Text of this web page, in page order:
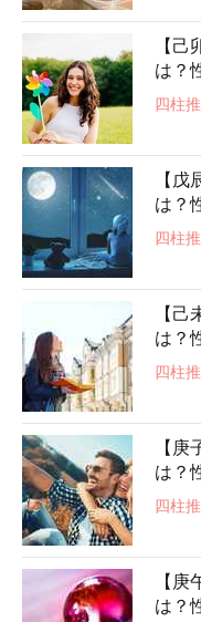
【
は？
四柱
【
は？
四柱
【
は？
四柱
【
は？
四柱
【
は？